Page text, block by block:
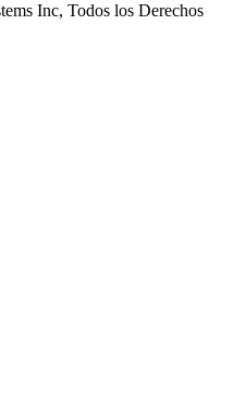
Inc, Todos los Derechos